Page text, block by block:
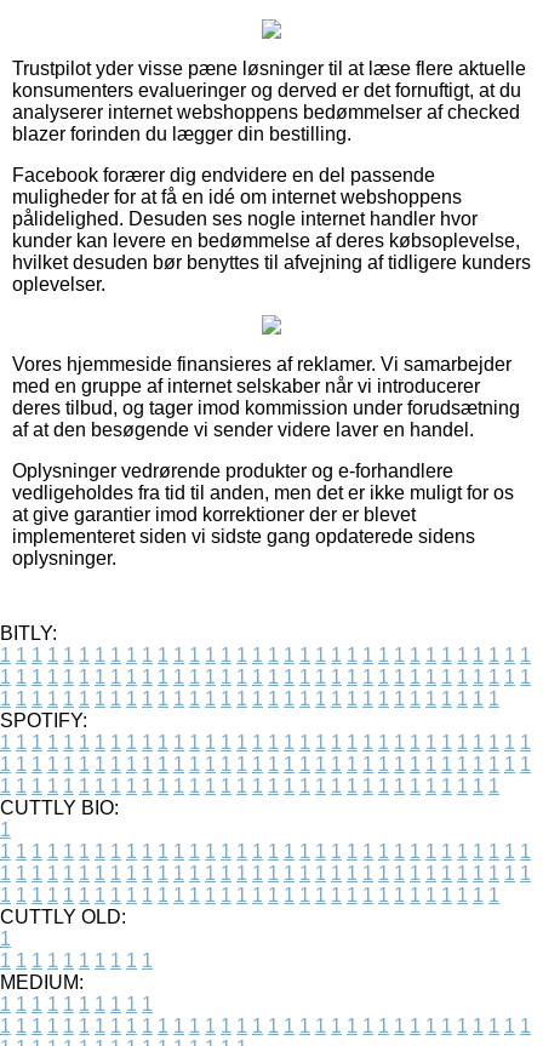
Trustpilot yder visse pæne løsninger til at læse flere aktuelle
konsumenters evalueringer og derved er det fornuftigt, at du
analyserer internet webshoppens bedømmelser af checked
blazer forinden du lægger din bestilling.
Facebook forærer dig endvidere en del passende
muligheder for at få en idé om internet webshoppens
pålidelighed. Desuden ses nogle internet handler hvor
kunder kan levere en bedømmelse af deres købsoplevelse,
hvilket desuden bør benyttes til afvejning af tidligere kunders
oplevelser.
Vores hjemmeside finansieres af reklamer. Vi samarbejder
med en gruppe af internet selskaber når vi introducerer
deres tilbud, og tager imod kommission under forudsætning
af at den besøgende vi sender videre laver en handel.
Oplysninger vedrørende produkter og e-forhandlere
vedligeholdes fra tid til anden, men det er ikke muligt for os
at give garantier imod korrektioner der er blevet
implementeret siden vi sidste gang opdaterede sidens
oplysninger.
BITLY:
1 1 1 1 1 1 1 1 1 1 1 1 1 1 1 1 1 1 1 1 1 1 1 1 1 1 1 1 1 1 1 1 1 1
1 1 1 1 1 1 1 1 1 1 1 1 1 1 1 1 1 1 1 1 1 1 1 1 1 1 1 1 1 1 1 1 1 1
1 1 1 1 1 1 1 1 1 1 1 1 1 1 1 1 1 1 1 1 1 1 1 1 1 1 1 1 1 1 1 1
SPOTIFY:
1 1 1 1 1 1 1 1 1 1 1 1 1 1 1 1 1 1 1 1 1 1 1 1 1 1 1 1 1 1 1 1 1 1
1 1 1 1 1 1 1 1 1 1 1 1 1 1 1 1 1 1 1 1 1 1 1 1 1 1 1 1 1 1 1 1 1 1
1 1 1 1 1 1 1 1 1 1 1 1 1 1 1 1 1 1 1 1 1 1 1 1 1 1 1 1 1 1 1 1
CUTTLY BIO:
1
1 1 1 1 1 1 1 1 1 1 1 1 1 1 1 1 1 1 1 1 1 1 1 1 1 1 1 1 1 1 1 1 1 1
1 1 1 1 1 1 1 1 1 1 1 1 1 1 1 1 1 1 1 1 1 1 1 1 1 1 1 1 1 1 1 1 1 1
1 1 1 1 1 1 1 1 1 1 1 1 1 1 1 1 1 1 1 1 1 1 1 1 1 1 1 1 1 1 1 1
CUTTLY OLD:
1
1 1 1 1 1 1 1 1 1 1
MEDIUM:
1 1 1 1 1 1 1 1 1 1
1 1 1 1 1 1 1 1 1 1 1 1 1 1 1 1 1 1 1 1 1 1 1 1 1 1 1 1 1 1 1 1 1 1